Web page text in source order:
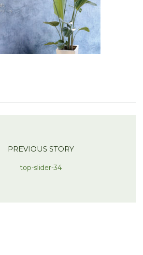
PREVIOUS STORY
top-slider-34